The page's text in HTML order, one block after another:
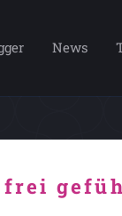
News
frei